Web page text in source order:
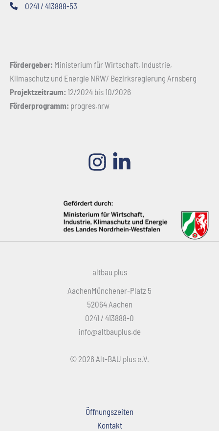
0241 / 413888-53
Fördergeber: Ministerium für Wirtschaft, Industrie,
Klimaschutz und Energie NRW/ Bezirksregierung Arnsberg
Projektzeitraum: 12/2024 bis 10/2026
Förderprogramm: progres.nrw
altbau plus
AachenMünchener-Platz 5
52064 Aachen
0241 / 413888-0
info@altbauplus.de
© 2026 Alt-BAU plus e.V.
Öffnungszeiten
Kontakt